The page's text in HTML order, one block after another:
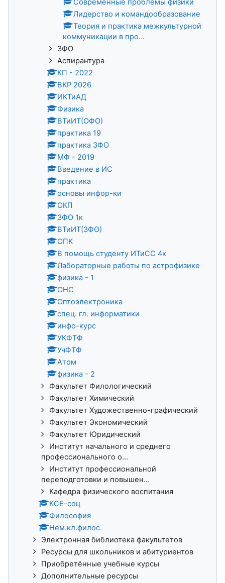
Современные проблемы физики
Лидерство и командообразование
Теория и практика межкультурной
коммуникации в про...
ЗФО
Аспирантура
КП - 2022
ВКР 2026
ИКТиАД
Физика
ВТиИТ(ОФО)
практика 19
практика ЗФО
МФ - 2019
Введение в ИС
практика
основы инфор-ки
ОКП
ЗФО 1к
ВТиИТ(ЗФО)
ОПК
В помощь студенту ИТиСС 4к
Лабораторные работы по астрофизике
физика - 1
ОНС
Оптоэлектроника
спец. гл. информатики
инфо-курс
УКФТФ
УчФТФ
Атом
физика - 2
Факультет Филологический
Факультет Химический
Факультет Художественно-графический
Факультет Экономический
Факультет Юридический
Институт начального и среднего
профессионального о...
Институт профессиональной
переподготовки и повышен...
Кафедра физического воспитания
КСЕ-соц
Философия
Нем.кл.филос.
Электронная библиотека факультетов
Ресурсы для школьников и абитуриентов
Приобретённые учебные курсы
Дополнительные ресурсы